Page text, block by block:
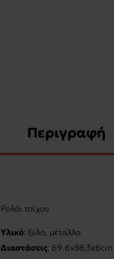
Περιγραφή
Ρολόι τοίχου
Υλικό: ξύλο, μέταλλο
Διαστάσεις: 69.6x88.3x6cm